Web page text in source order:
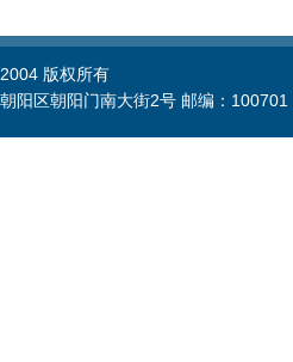
版权所有
阳区朝阳门南大街2号 邮编：